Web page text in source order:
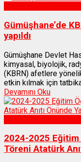
Gümüşhane’de
yapıldı
Gümüşhane Devlet
kimyasal, biyolojik,
(KBRN) afetlere
etkin kılmak için
Devamını Oku
2024-2025 Eğitim
Töreni Atatürk